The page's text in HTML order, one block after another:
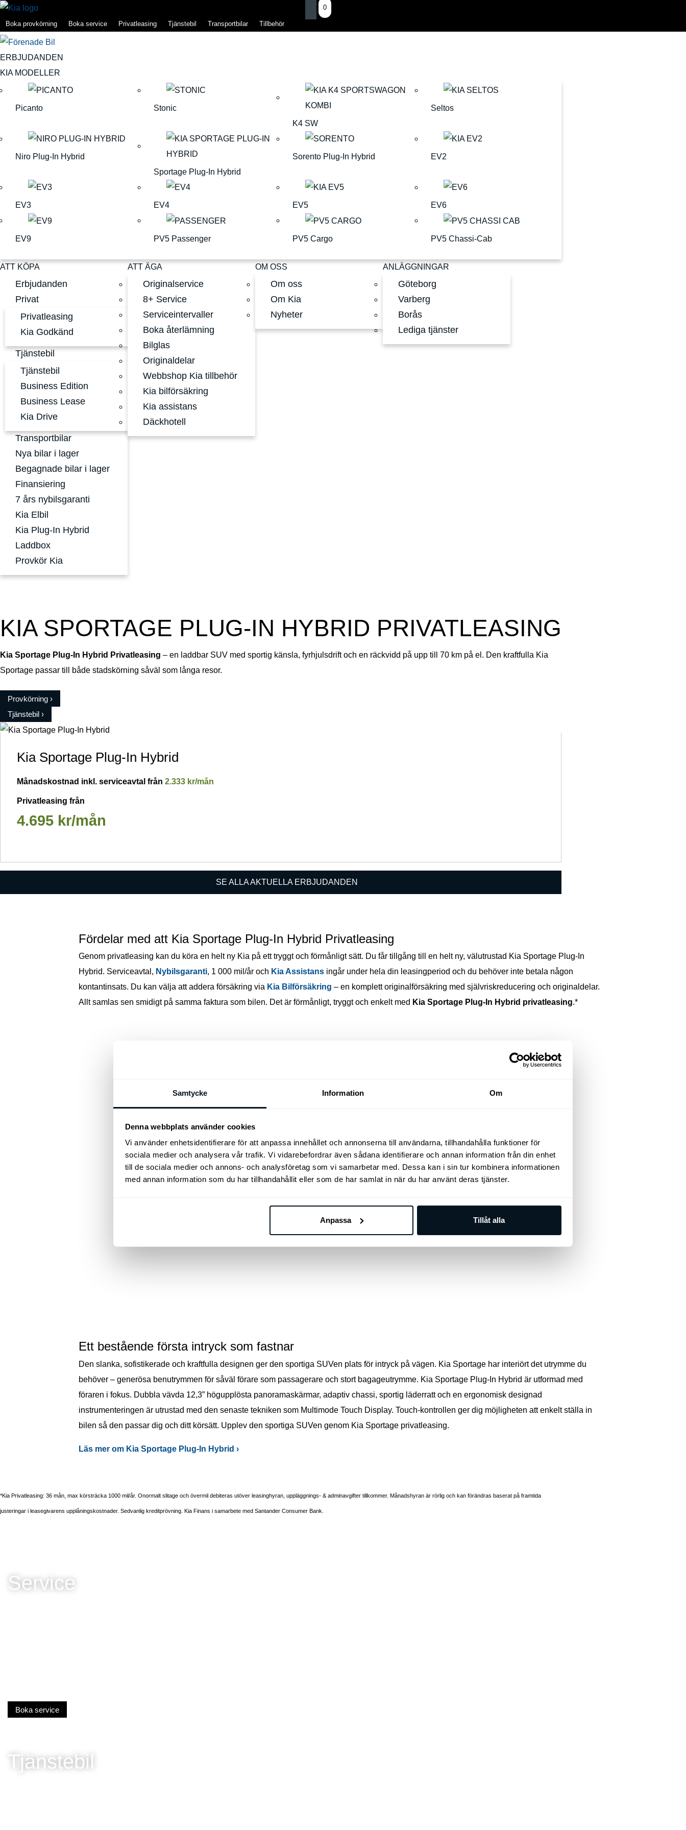
Samtycke Information Om
Denna webbplats använder cookies
Vi använder enhetsidentifierare för att anpassa innehållet och annonserna till användarna, tillhandahålla funktioner för
sociala medier och analysera vår trafik. Vi vidarebefordrar även sådana identifierare och annan information från din enhet
till de sociala medier och annons- och analysföretag som vi samarbetar med. Dessa kan i sin tur kombinera informationen
med annan information som du har tillhandahållit eller som de har samlat in när du har använt deras tjänster.
Anpassa Tillåt alla
Boka provkörning Boka service Privatleasing Tjänstebil Transportbilar Tillbehör
0
ERBJUDANDEN
KIA MODELLER
Picanto
Stonic
K4 SW
Seltos
Niro Plug-In Hybrid
Sportage Plug-In Hybrid
Sorento Plug-In Hybrid EV2
EV3 EV4 EV5 EV6
EV9 PV5 Passenger PV5 Cargo PV5 Chassi-Cab
ATT KÖPA
Erbjudanden
Privat
Privatleasing
Kia Godkänd
Tjänstebil
Tjänstebil
Business Edition
Business Lease
Kia Drive
Transportbilar
Nya bilar i lager
Begagnade bilar i lager
Finansiering
7 års nybilsgaranti
Kia Elbil
Kia Plug-In Hybrid
Laddbox
Provkör Kia
ATT ÄGA
Originalservice
8+ Service
Serviceintervaller
Boka återlämning
Bilglas
Originaldelar
Webbshop Kia tillbehör
Kia bilförsäkring
Kia assistans
Däckhotell
OM OSS
Om oss
Om Kia
Nyheter
ANLÄGGNINGAR
Göteborg
Varberg
Borås
Lediga tjänster
KIA SPORTAGE PLUG-IN HYBRID PRIVATLEASING
Kia Sportage Plug-In Hybrid Privatleasing – en laddbar SUV med sportig känsla, fyrhjulsdrift och en räckvidd på upp till 70 km på el. Den kraftfulla Kia
Sportage passar till både stadskörning såväl som långa resor.
Provkörning ›
Tjänstebil ›
Kia Sportage Plug-In Hybrid
Månadskostnad inkl. serviceavtal från 2.333 kr/mån
Privatleasing från
4.695 kr/mån
SE ALLA AKTUELLA ERBJUDANDEN
2.333 kr/mån
LÄS MER
Kia Sportage Advance 1.6 T-GDI Plug-in Hybrid AUT
Månadskostnad fr.**
Kia Sportage GT Line 1.6 T-GDI Plug-in Hybrid AUT
Privatleasing fr.***
LÄS MER
2.909 kr/mån
Privatleasing fr.***5.895 kr
Fördelar med att Kia Sportage Plug-In Hybrid Privatleasing
Genom privatleasing kan du köra en helt ny Kia på ett tryggt och förmånligt sätt. Du får tillgång till en helt ny, välutrustad Kia Sportage Plug-In
Hybrid. Serviceavtal, Nybilsgaranti, 1 000 mil/år och Kia Assistans ingår under hela din leasingperiod och du behöver inte betala någon
kontantinsats. Du kan välja att addera försäkring via Kia Bilförsäkring – en komplett originalförsäkring med självriskreducering och originaldelar.
Allt samlas sen smidigt på samma faktura som bilen. Det är förmånligt, tryggt och enkelt med Kia Sportage Plug-In Hybrid privatleasing.*
Ett bestående första intryck som fastnar
Den slanka, sofistikerade och kraftfulla designen ger den sportiga SUVen plats för intryck på vägen. Kia Sportage har interiört det utrymme du
behöver – generösa benutrymmen för såväl förare som passagerare och stort bagageutrymme. Kia Sportage Plug-In Hybrid är utformad med
föraren i fokus. Dubbla vävda 12,3” högupplösta panoramaskärmar, adaptiv chassi, sportig läderratt och en ergonomisk designad
instrumenteringen är utrustad med den senaste tekniken som Multimode Touch Display. Touch-kontrollen ger dig möjligheten att enkelt ställa in
bilen så den passar dig och ditt körsätt. Upplev den sportiga SUVen genom Kia Sportage privatleasing.
Läs mer om Kia Sportage Plug-In Hybrid ›
*Kia Privatleasing: 36 mån, max körsträcka 1000 mil/år. Onormalt slitage och övermil debiteras utöver leasinghyran, uppläggnings- & adminavgifter tillkommer. Månadshyran är rörlig och kan förändras baserat på framtida
justeringar i leasegivarens upplåningskostnader. Sedvanlig kreditprövning. Kia Finans i samarbete med Santander Consumer Bank.
Service
Boka service
Tjänstebil